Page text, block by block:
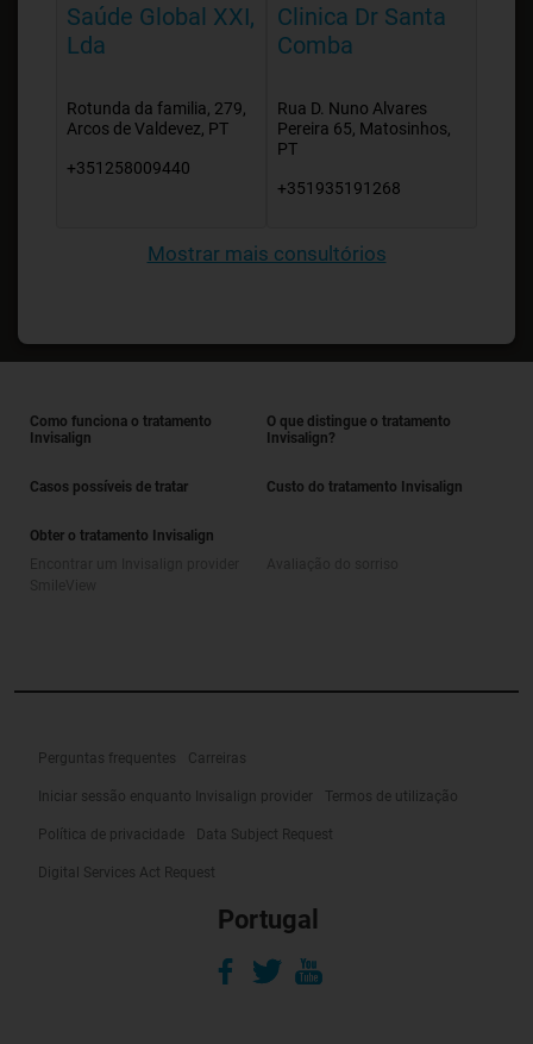
Saúde Global XXI,
Lda
Rotunda da familia, 279,
Arcos de Valdevez, PT
+351258009440
Clinica Dr Santa
Comba
Rua D. Nuno Alvares
Pereira 65, Matosinhos,
PT
+351935191268
Mostrar mais consultórios
Como funciona o tratamento
Invisalign
O que distingue o tratamento
Invisalign?
Casos possíveis de tratar Custo do tratamento Invisalign
Obter o tratamento Invisalign
Perguntas frequentes Carreiras
Iniciar sessão enquanto Invisalign provider Termos de utilização
Política de privacidade Data Subject Request
Digital Services Act Request
Portugal